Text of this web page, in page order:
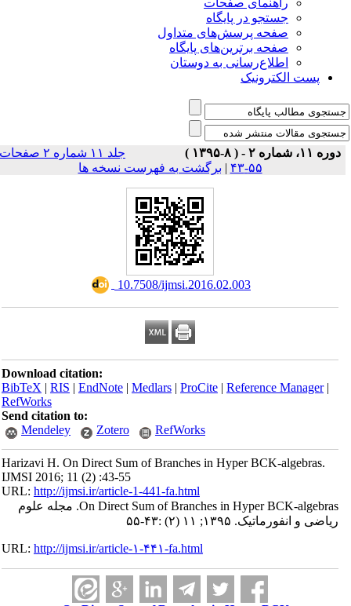
راهنمای صفحات
جستجو در پایگاه
صفحه پرسش‌های متداول
صفحه برترین‌های پایگاه
اطلاع‌رسانی به دوستان
پست الکترونیک
دوره ۱۱، شماره ۲ - ( ۸-۱۳۹۵ )
جلد ۱۱ شماره ۲ صفحات
۵۵-۴۳
|برگشت به فهرست نسخه ها
‎ 10.7508/ijmsi.2016.02.003
Download citation:
BibTeX|RIS|EndNote|Medlars|ProCite|Reference Manager
RefWorks
Send citation to:
Mendeley
Zotero RefWorks
Harizavi H. On Direct Sum of Branches in Hyper BCK-algebras.
IJMSI 2016; 11 (2) :43-55
URL:http://ijmsi.ir/article-1-441-fa.html
On Direct Sum of Branches in Hyper BCK-algebras. مجله علوم
ریاضی و انفورماتیک. ۱۳۹۵; ۱۱ (۲) :۴۳-۵۵
URL:http://ijmsi.ir/article-۱-۴۴۱-fa.html